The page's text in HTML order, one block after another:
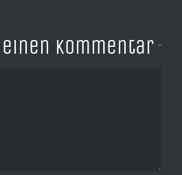
Kommentar